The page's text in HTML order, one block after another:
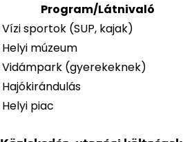
Program/Látnivaló
Vízi sportok (SUP, kajak)
Helyi múzeum
Vidámpark (gyerekeknek)
Hajókirándulás
Helyi piac